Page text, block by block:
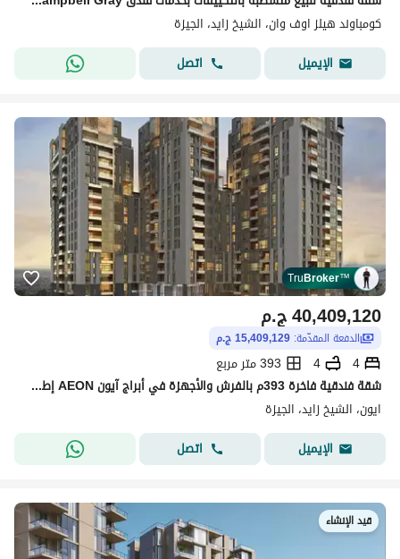
كومباوند هيلز اوف وان، الشيخ زايد، الجيزة
الإيميل
اتصل
TruBroker™
ج.م40,409,120
الدفعة المقدّمة: 15,409,129 ج.م
4
4
393 متر مربع
شقة فندقية فاخرة 393م بالفرش والأجهزة في أبراج آيون AEON إطلالة بانورامية
ايون، الشيخ زايد، الجيزة
الإيميل
اتصل
قيد الإنشاء